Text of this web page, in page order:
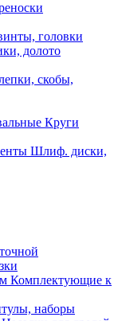
головки
долото
скобы,
Круги
Шлиф. диски,
Комплектующие к
наборы